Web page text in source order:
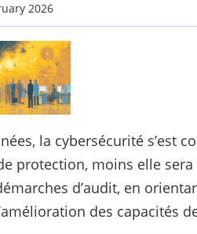
2026
la cybersécurité s’est
protection, moins elle
d’audit, en
des capacités